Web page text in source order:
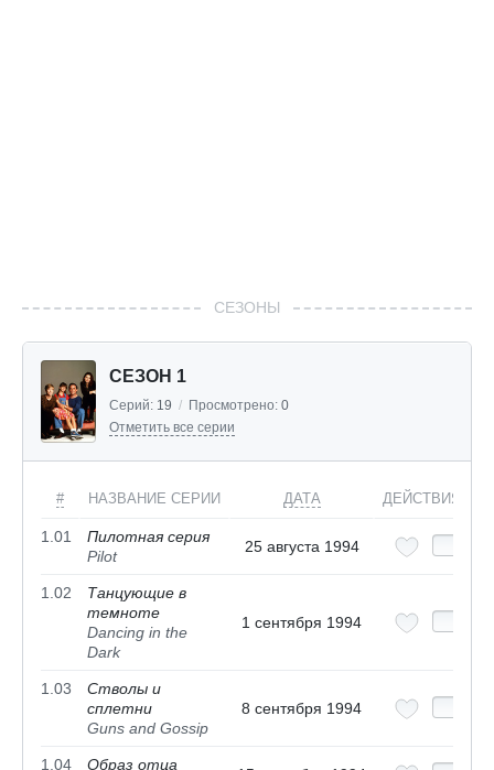
СЕЗОНЫ
СЕЗОН 1
Серий: 19 / Просмотрено: 0
Отметить все серии
# НАЗВАНИЕ СЕРИИ ДАТА ДЕЙСТВИЯ
1.01
Пилотная серия
Pilot
25 августа 1994
1.02
Танцующие в
темноте
Dancing in the
Dark
1 сентября 1994
1.03
Стволы и
сплетни
Guns and Gossip
8 сентября 1994
1.04
Образ отца